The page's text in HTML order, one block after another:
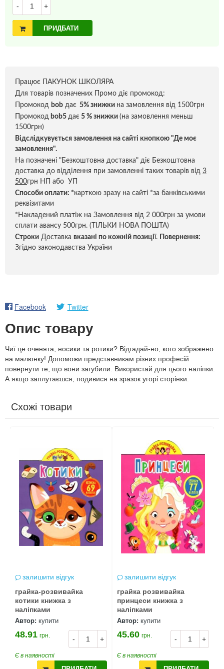
- +
ПРИДБАТИ
Працює ПАКУНОК ШКОЛЯРА
Для товарів позначених Промо діє промокод:
Промокод bob дає 5% знижки на замовлення від 1500грн
Промокод bob5 дає 5 % знижки (на замовлення меньш
1500грн)
Відслідкувується замовлення на сайті кнопкою "Де моє
замовлення".
На позначені "Безкоштовна доставка" діє Безкоштовна
доставка до відділення при замовленні таких товарів від 3
500грн НП або УП
Способи оплати: *карткою зразу на сайті *за банківськими
реквізитами
*Накладений платіж на Замовлення від 2 000грн за умови
сплати авансу 500грн. (ТІЛЬКИ НОВА ПОШТА)
Строки Доставка вказані по кожній позиції.
Повернення:
Згідно законодавства України
Facebook Twitter
Опис товару
Чиї це оченята, носики та ротики? Відгадай-но, кого зображено
на малюнку! Допоможи представникам різних професій
повернути те, що вони загубили. Використай для цього наліпки.
А якщо заплутаєшся, подивися на зразок угорі сторінки.
Схожі товари
залишити відгук
грайка-розвивайка
котики книжка з
наліпками
Автор: купити
- +
48.91 грн.
Є в наявності
залишити відгук
грайка розвивайка
принцеси книжка з
наліпками
Автор: купити
- +
45.60 грн.
Є в наявності